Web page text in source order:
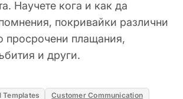
Научете кога и как да
покривайки различни
просрочени плащания,
и други.
Templates Customer Communication